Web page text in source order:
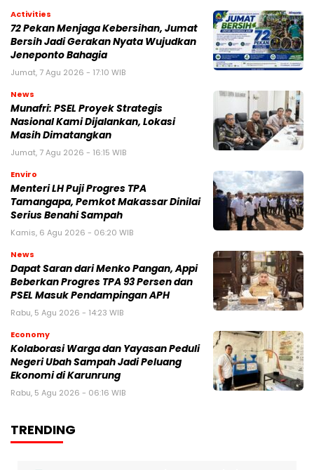
Activities
72 Pekan Menjaga Kebersihan, Jumat
Bersih Jadi Gerakan Nyata Wujudkan
Jeneponto Bahagia
Jumat, 7 Agu 2026 - 17:10 WIB
News
Munafri: PSEL Proyek Strategis
Nasional Kami Dijalankan, Lokasi
Masih Dimatangkan
Jumat, 7 Agu 2026 - 16:15 WIB
Enviro
Menteri LH Puji Progres TPA
Tamangapa, Pemkot Makassar Dinilai
Serius Benahi Sampah
Kamis, 6 Agu 2026 - 06:20 WIB
News
Dapat Saran dari Menko Pangan, Appi
Beberkan Progres TPA 93 Persen dan
PSEL Masuk Pendampingan APH
Rabu, 5 Agu 2026 - 14:23 WIB
Economy
Kolaborasi Warga dan Yayasan Peduli
Negeri Ubah Sampah Jadi Peluang
Ekonomi di Karunrung
Rabu, 5 Agu 2026 - 06:16 WIB
TRENDING